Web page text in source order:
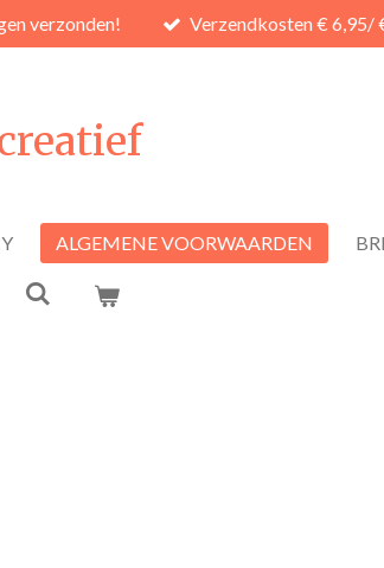
verzonden! Verzendkosten € 6,95/
ALGEMENE VOORWAARDEN